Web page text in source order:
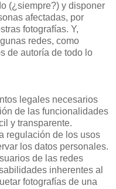
(¿siempre?) y disponer
afectadas, por
fotografías. Y,
redes, como
de autoría de todo lo
legales necesarios
de las funcionalidades
y transparente.
regulación de los usos
los datos personales.
de las redes
inherentes al
fotografías de una